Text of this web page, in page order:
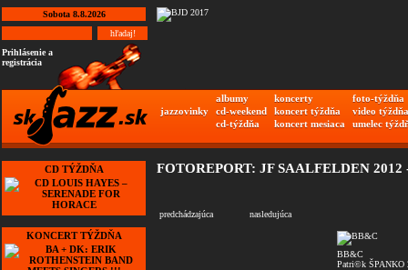
Sobota 8.8.2026
Prihlásenie a
registrácia
jazzovinky
albumy koncerty
foto-týždňa
cd-weekend
koncert týždňa
video týždňa
cd-týždňa
koncert mesiaca umelec
CD TÝŽDŇA
KONCERT TÝŽDŇA
FOTOREPORT: JF SAALFELDEN 2012
predchádzajúca nasledujúca
BB&C
Patri©k ŠPANKO